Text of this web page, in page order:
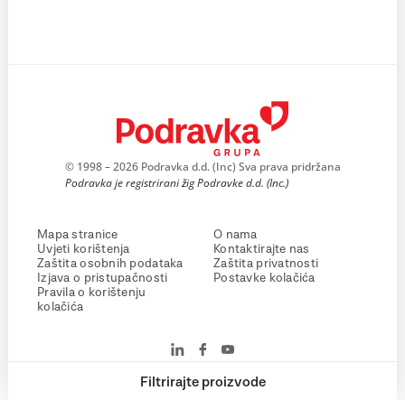
Filtrirajte proizvode
© 1998 – 2026 Podravka d.d. (Inc) Sva prava pridržana
Podravka je registrirani žig Podravke d.d. (Inc.)
Mapa stranice
Uvjeti korištenja
Zaštita osobnih podataka
Izjava o pristupačnosti
Pravila o korištenju
kolačića
O nama
Kontaktirajte nas
Zaštita privatnosti
Postavke kolačića